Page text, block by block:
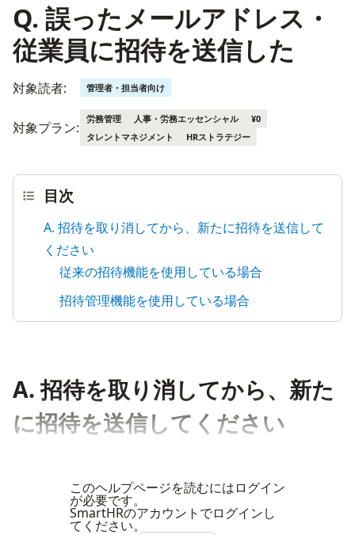
Q. 誤ったメールアドレス・
従業員に招待を送信した
対象読者: 管理者・担当者向け
対象プラン:
労務管理 人事・労務エッセンシャル
¥0
タレントマネジメント
HRストラテジー
目次
A. 招待を取り消してから、新たに招待を送信して
ください
従来の招待機能を使用している場合
招待管理機能を使用している場合
A. 招待を取り消してから、新た
に招待を送信してください
このヘルプページを読むにはログイン
が必要です。
SmartHRのアカウントでログインし
てください。